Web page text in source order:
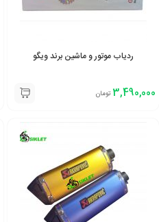
ردیاب موتور و ماشین برند ویگو
3,490,000 تومان